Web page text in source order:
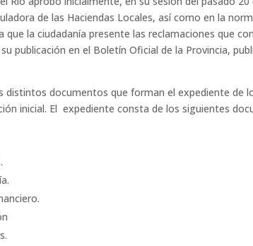
de las Haciendas Locales, así como en la
la ciudadanía presente las reclamaciones que
publicación en el Boletín Oficial de la Provincia,
distintos documentos que forman el expediente de
inicial. El expediente consta de los siguientes